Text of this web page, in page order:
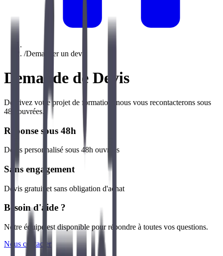
/Demander un devis
Demande de Devis
Décrivez votre projet de formation, nous vous recontacterons sous
48h ouvrées.
Réponse sous 48h
Devis personnalisé sous 48h ouvrées
Sans engagement
Devis gratuit et sans obligation d'achat
Besoin d'aide ?
Notre équipe est disponible pour répondre à toutes vos questions.
Nous contacter